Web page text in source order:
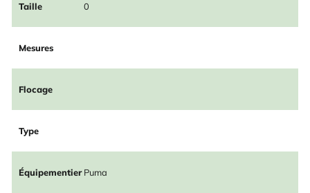
Taille 0
Mesures
Flocage
Type
Équipementier Puma